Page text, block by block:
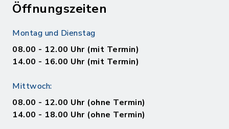
Öffnungszeiten
Montag und Dienstag
08.00 - 12.00 Uhr (mit Termin)
14.00 - 16.00 Uhr (mit Termin)
Mittwoch:
08.00 - 12.00 Uhr (ohne Termin)
14.00 - 18.00 Uhr (ohne Termin)